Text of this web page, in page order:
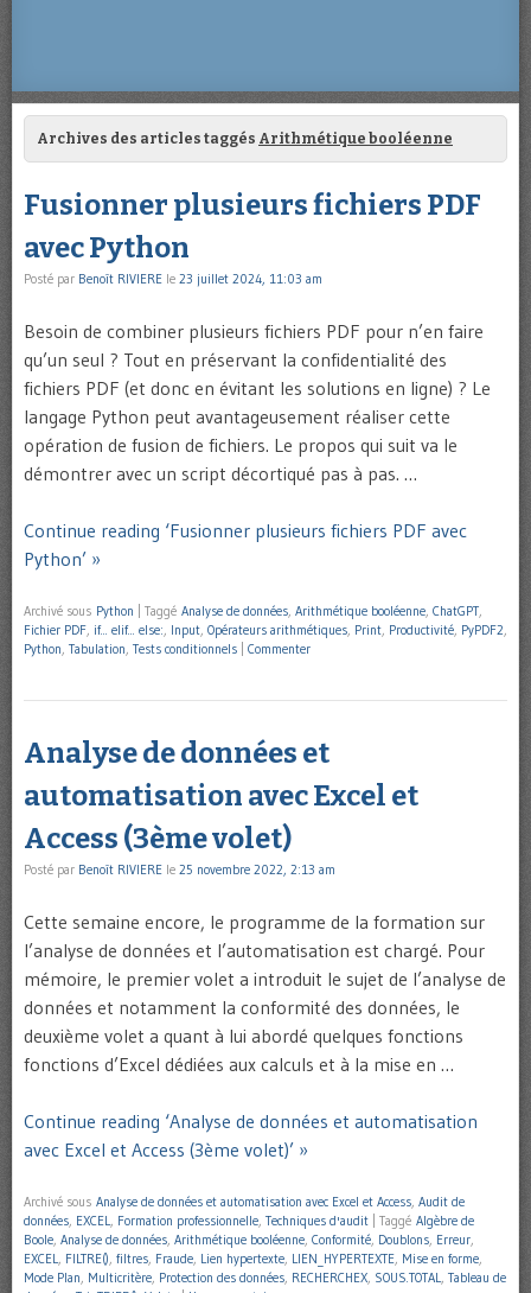
Archives des articles taggés Arithmétique booléenne
Fusionner plusieurs fichiers PDF
avec Python
Posté par Benoît RIVIERE le 23 juillet 2024, 11:03 am
Besoin de combiner plusieurs fichiers PDF pour n’en faire
qu’un seul ? Tout en préservant la confidentialité des
fichiers PDF (et donc en évitant les solutions en ligne) ? Le
langage Python peut avantageusement réaliser cette
opération de fusion de fichiers. Le propos qui suit va le
démontrer avec un script décortiqué pas à pas. …
Continue reading ‘Fusionner plusieurs fichiers PDF avec
Python’ »
Archivé sous Python Taggé Analyse de données, Arithmétique booléenne, ChatGPT,
Fichier PDF, if... elif... else:, Input, Opérateurs arithmétiques, Print, Productivité, PyPDF2,
Python, Tabulation, Tests conditionnels Commenter
Analyse de données et
automatisation avec Excel et
Access (3ème volet)
Posté par Benoît RIVIERE le 25 novembre 2022, 2:13 am
Cette semaine encore, le programme de la formation sur
l’analyse de données et l’automatisation est chargé. Pour
mémoire, le premier volet a introduit le sujet de l’analyse de
données et notamment la conformité des données, le
deuxième volet a quant à lui abordé quelques fonctions
fonctions d’Excel dédiées aux calculs et à la mise en …
Continue reading ‘Analyse de données et automatisation
avec Excel et Access (3ème volet)’ »
Archivé sous Analyse de données et automatisation avec Excel et Access, Audit de
données, EXCEL, Formation professionnelle, Techniques d'audit Taggé Algèbre de
Boole, Analyse de données, Arithmétique booléenne, Conformité, Doublons, Erreur,
EXCEL, FILTRE(), filtres, Fraude, Lien hypertexte, LIEN_HYPERTEXTE, Mise en forme,
Mode Plan, Multicritère, Protection des données, RECHERCHEX, SOUS.TOTAL, Tableau de